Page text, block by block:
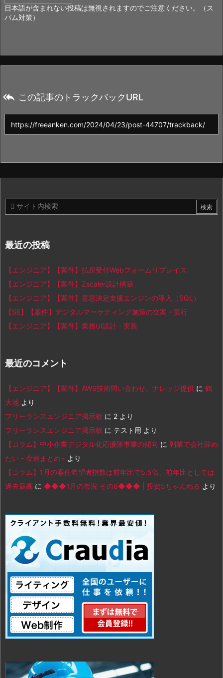
日本語が含まれない投稿は無視されますのでご注意ください。（ス
パム対策）
 この記事のトラックバックURL
最近の投稿
【エンジニア】【案件】払戻受付Webフォームリプレイス
【エンジニア】【案件】Zscaler設計構築
【エンジニア】【案件】意思決定支援エンジンの導入（SQL）
【SE】【案件】デジタルマーケティング施策の立案・実行
【エンジニア】【案件】業務UI設計・実装
最近のコメント
【エンジニア】【案件】AWS技術問い合わせ、ナレッジ提供 に 鶴
大地 より
フリーランスエンジニア掲示板 に 2 より
フリーランスエンジニア掲示板 に テスト用 より
【コラム】中小企業デジタル化応援隊事業の傾向 に 副業で会社辞め
たい - 金速まとめ+ より
【コラム】1月の案件希望者指数は前年比で5.5倍、前年比としては
過去最高 に ◆◆◆1月の市況 その6◆◆◆ | 投資5ちゃんねる より